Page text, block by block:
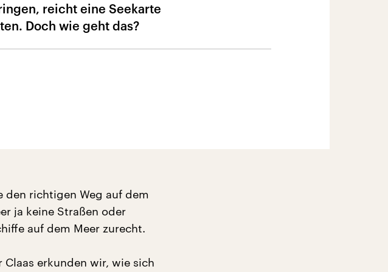
reicht eine Seekarte
Doch wie geht das?
richtigen Weg auf dem
ja keine Straßen oder
auf dem Meer zurecht.
erkunden wir, wie sich